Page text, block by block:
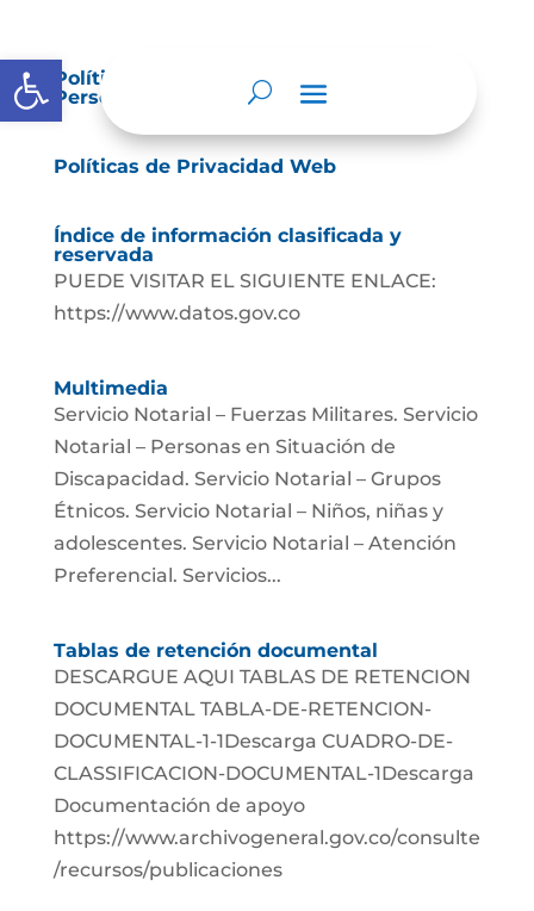
Abrir barra de herramientas
Política de Tratamiento de Datos
Personales.
Políticas de Privacidad Web
Índice de información clasificada y
reservada
PUEDE VISITAR EL SIGUIENTE ENLACE:
https://www.datos.gov.co
Multimedia
Servicio Notarial – Fuerzas Militares. Servicio
Notarial – Personas en Situación de
Discapacidad. Servicio Notarial – Grupos
Étnicos. Servicio Notarial – Niños, niñas y
adolescentes. Servicio Notarial – Atención
Preferencial. Servicios...
Tablas de retención documental
DESCARGUE AQUI TABLAS DE RETENCION
DOCUMENTAL TABLA-DE-RETENCION-
DOCUMENTAL-1-1Descarga CUADRO-DE-
CLASSIFICACION-DOCUMENTAL-1Descarga
Documentación de apoyo
https://www.archivogeneral.gov.co/consulte
/recursos/publicaciones